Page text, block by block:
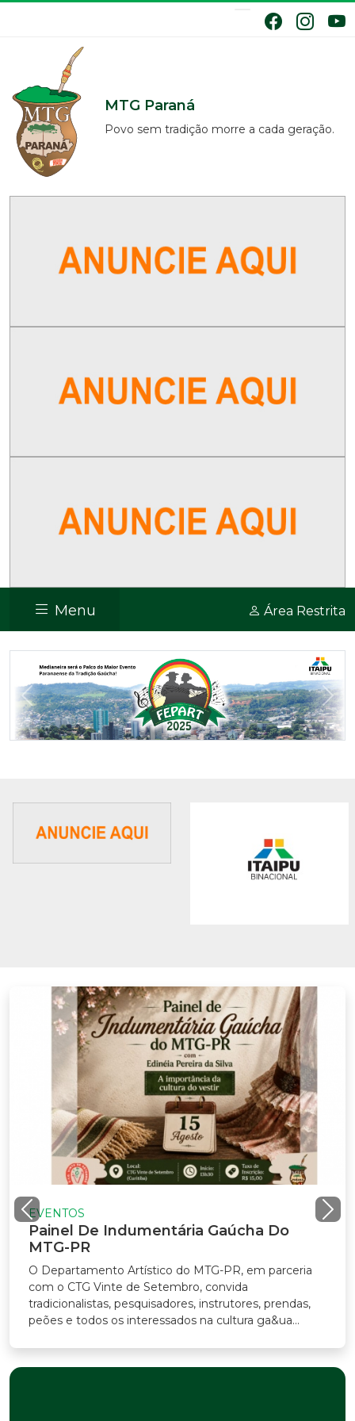
MTG Paraná
Povo sem tradição morre a cada geração.
Menu Área Restrita
Previous
EVENTOS
Painel De Indumentária Gaúcha Do
MTG-PR
O Departamento Artístico do MTG-PR, em parceria
com o CTG Vinte de Setembro, convida
tradicionalistas, pesquisadores, instrutores, prendas,
peões e todos os interessados na cultura ga&ua...